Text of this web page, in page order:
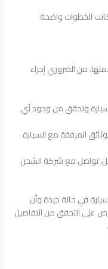
الخطوات واضحة
من الضروري إجراء
وتحقق من وجود أي
المرفقة مع السيارة
تواصل مع شركة الشحن
في حالة جيدة وأن
على التحقق من التفاصيل